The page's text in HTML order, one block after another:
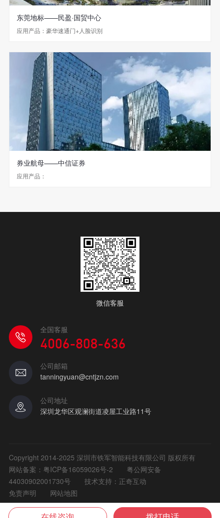
东莞地标——民盈·国贸中心
应用产品：豪华速通门+人脸识别
券业航母——中信证券
应用产品：
微信客服
全国客服
4006-808-636
公司邮箱
tanningyuan@cntjzn.com
公司地址
深圳龙华区观澜街道凌屋工业路11号
Copyright 2014-2025 深圳市铁军智能科技有限公司 版权所有
网站备案： 粤ICP备16059026号-2
粤公网安备
44030902001730号
技术支持：正奇互动
免责声明
网站地图